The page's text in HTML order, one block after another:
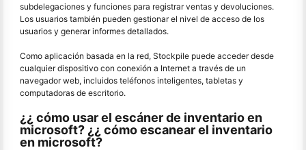
subdelegaciones y funciones para registrar ventas y devoluciones.
Los usuarios también pueden gestionar el nivel de acceso de los
usuarios y generar informes detallados.
Como aplicación basada en la red, Stockpile puede acceder desde
cualquier dispositivo con conexión a Internet a través de un
navegador web, incluidos teléfonos inteligentes, tabletas y
computadoras de escritorio.
¿¿ cómo usar el escáner de inventario en
microsoft? ¿¿ cómo escanear el inventario
en microsoft?